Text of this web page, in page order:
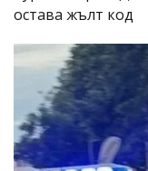
остава жълт код